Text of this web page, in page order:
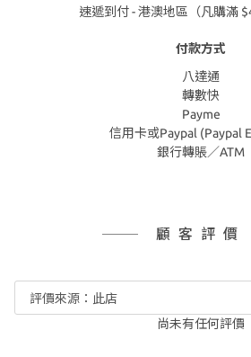
速遞到付 - 港澳地區（凡購滿
付款方式
八達通
轉數快
Payme
信用卡或Paypal (Paypal
銀行轉賬／ATM
顧客評價
尚未有任何評價